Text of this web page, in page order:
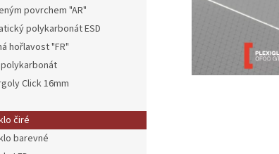
povrchem "AR"
polykarbonát ESD
hořlavost "FR"
Click 16mm
čiré
barevné